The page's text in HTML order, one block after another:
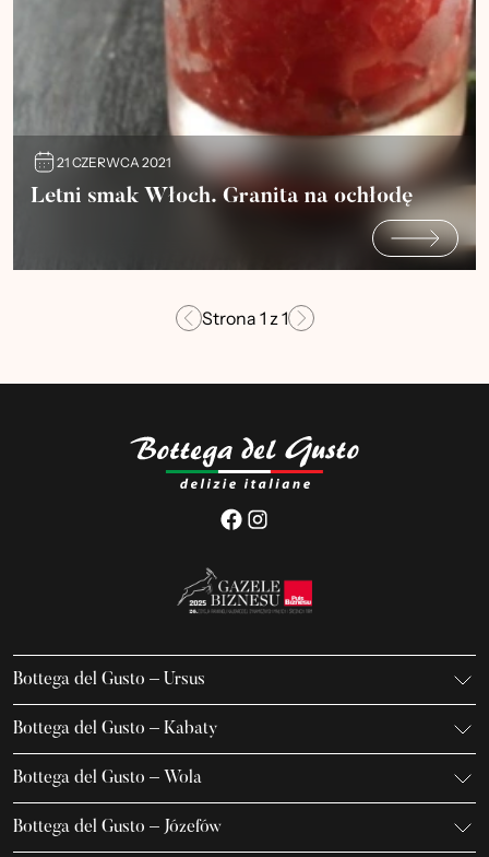
21 CZERWCA 2021
Letni smak Włoch. Granita na ochłodę
Strona 1 z1
Bottega del Gusto – Ursus
K. Gierdziejewskiego 7
02-495 Warszawa
+48 666 736 899
Bottega del Gusto – Kabaty
Iwanowa-Szajnowicza 7/U1
02-796 Warszawa
+48 600 155 636
Bottega del Gusto – Wola
Jana Kazimierza 23/U5
01-248 Warszawa
Bottega del Gusto – Józefów